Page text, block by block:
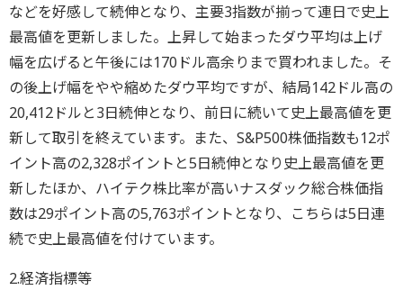
などを好感して続伸となり、主要3指数が揃って連日で史上
最高値を更新しました。上昇して始まったダウ平均は上げ
幅を広げると午後には170ドル高余りまで買われました。そ
の後上げ幅をやや縮めたダウ平均ですが、結局142ドル高の
20,412ドルと3日続伸となり、前日に続いて史上最高値を更
新して取引を終えています。また、S&P500株価指数も12ポ
イント高の2,328ポイントと5日続伸となり史上最高値を更
新したほか、ハイテク株比率が高いナスダック総合株価指
数は29ポイント高の5,763ポイントとなり、こちらは5日連
続で史上最高値を付けています。
2.経済指標等